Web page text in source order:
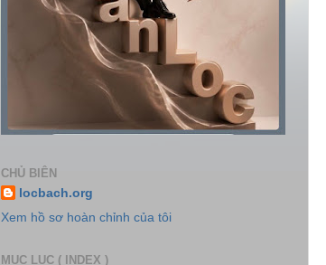
CHỦ BIÊN
locbach.org
Xem hồ sơ hoàn chỉnh của tôi
MỤC LỤC ( INDEX )